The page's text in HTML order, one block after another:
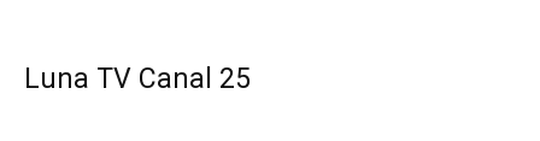
Luna TV Canal 25